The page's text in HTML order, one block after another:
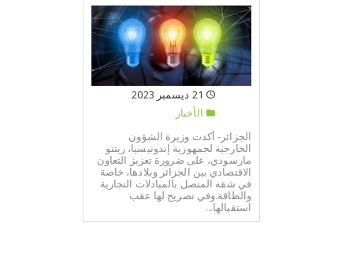
الأخبار
الجزائر- أكدت وزيرة الشؤون
الخارجية لجمهورية إندونيسيا، ريتنو
مارسودي، على ضرورة تعزيز التعاون
الاقتصادي بين الجزائر وبلادها، خاصة
في شقه المتصل بالمبادلات التجارية
والطاقة.وفي تصريح لها عقب
استقبالها...